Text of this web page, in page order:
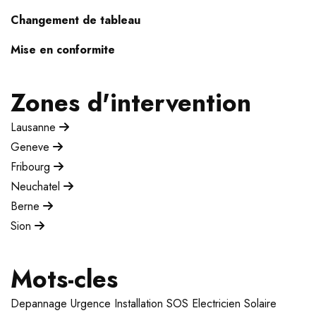
Changement de tableau
Mise en conformite
Zones d'intervention
Lausanne
Geneve
Fribourg
Neuchatel
Berne
Sion
Mots-cles
Depannage Urgence Installation SOS Electricien Solaire